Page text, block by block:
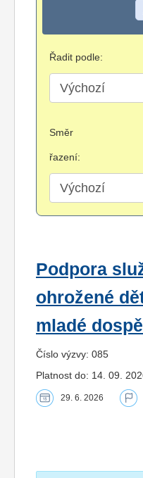
Řadit podle:
Směr
řazení:
Podpora
ohrožené
mladé
Číslo výzvy: 085
Platnost do: 14. 09.
29. 6. 2026